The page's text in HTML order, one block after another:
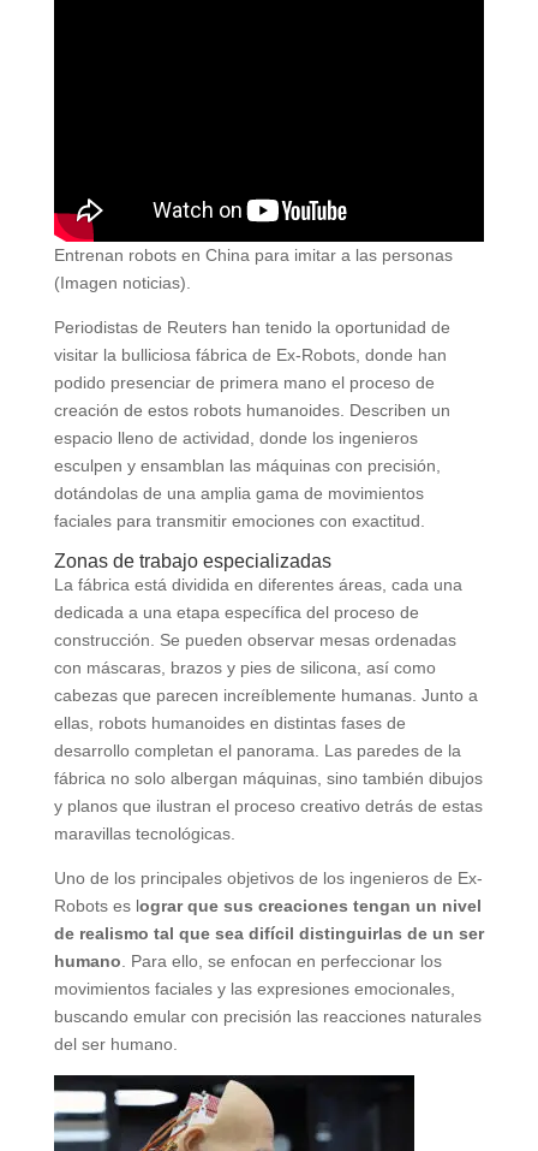
Entrenan robots en China para imitar a las personas
(Imagen noticias).
Periodistas de Reuters han tenido la oportunidad de
visitar la bulliciosa fábrica de Ex-Robots, donde han
podido presenciar de primera mano el proceso de
creación de estos robots humanoides. Describen un
espacio lleno de actividad, donde los ingenieros
esculpen y ensamblan las máquinas con precisión,
dotándolas de una amplia gama de movimientos
faciales para transmitir emociones con exactitud.
Zonas de trabajo especializadas
La fábrica está dividida en diferentes áreas, cada una
dedicada a una etapa específica del proceso de
construcción. Se pueden observar mesas ordenadas
con máscaras, brazos y pies de silicona, así como
cabezas que parecen increíblemente humanas. Junto a
ellas, robots humanoides en distintas fases de
desarrollo completan el panorama. Las paredes de la
fábrica no solo albergan máquinas, sino también dibujos
y planos que ilustran el proceso creativo detrás de estas
maravillas tecnológicas.
Uno de los principales objetivos de los ingenieros de Ex-
Robots es lograr que sus creaciones tengan un nivel
de realismo tal que sea difícil distinguirlas de un ser
humano . Para ello, se enfocan en perfeccionar los
movimientos faciales y las expresiones emocionales,
buscando emular con precisión las reacciones naturales
del ser humano.